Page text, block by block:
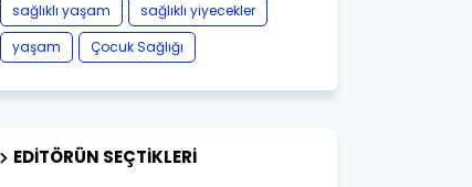
sağlıklı yaşam
sağlıklı yiyecekler
yaşam
Çocuk Sağlığı
EDITÖRÜN SEÇTIKLERI